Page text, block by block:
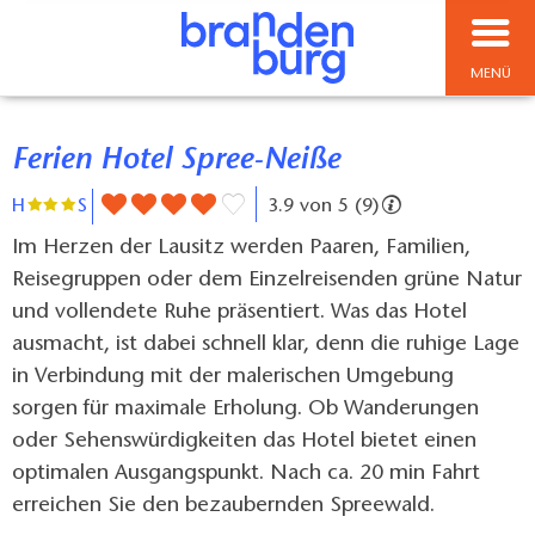
MENÜ
Ferien Hotel Spree-Neiße
H S 3.9 von 5 (9)
Im Herzen der Lausitz werden Paaren, Familien,
Reisegruppen oder dem Einzelreisenden grüne Natur
und vollendete Ruhe präsentiert. Was das Hotel
ausmacht, ist dabei schnell klar, denn die ruhige Lage
in Verbindung mit der malerischen Umgebung
sorgen für maximale Erholung. Ob Wanderungen
oder Sehenswürdigkeiten das Hotel bietet einen
optimalen Ausgangspunkt. Nach ca. 20 min Fahrt
erreichen Sie den bezaubernden Spreewald.